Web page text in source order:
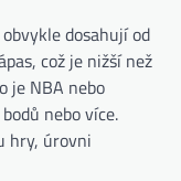
dosahují od
což je nižší než
je NBA nebo
nebo více.
hry, úrovni